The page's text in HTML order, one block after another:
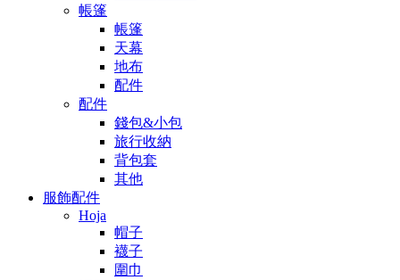
帳篷
帳篷
天幕
地布
配件
配件
錢包&小包
旅行收納
背包套
其他
服飾配件
Hoja
帽子
襪子
圍巾